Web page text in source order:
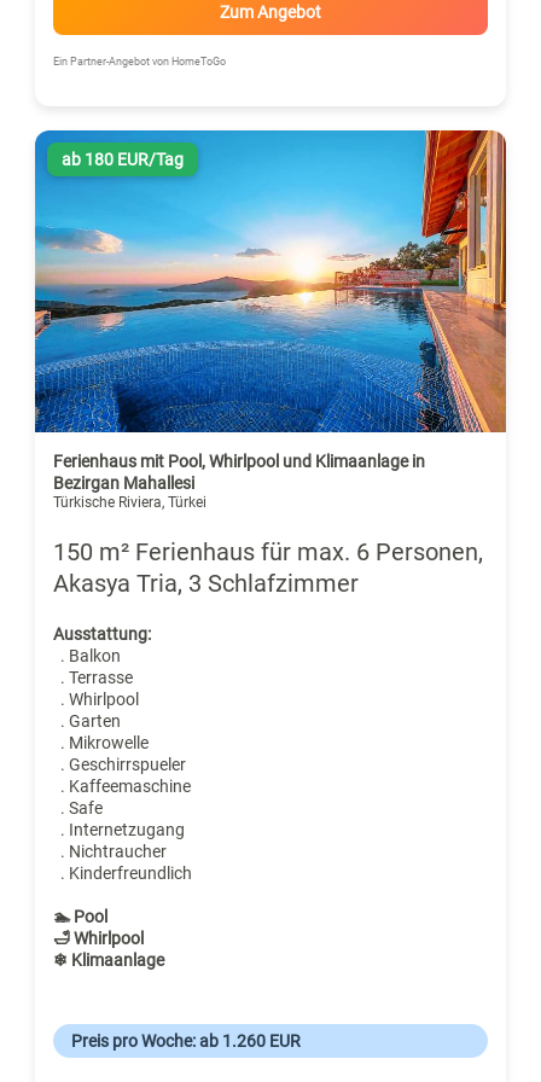
Zum Angebot
Ein Partner-Angebot von HomeToGo
ab 180 EUR/Tag
Ferienhaus mit Pool, Whirlpool und Klimaanlage in
Bezirgan Mahallesi
Türkische Riviera, Türkei
150 m² Ferienhaus für max. 6 Personen,
Akasya Tria, 3 Schlafzimmer
Ausstattung:
. Balkon
. Terrasse
. Whirlpool
. Garten
. Mikrowelle
. Geschirrspueler
. Kaffeemaschine
. Safe
. Internetzugang
. Nichtraucher
. Kinderfreundlich
🏊 Pool
🛁 Whirlpool
❄ Klimaanlage
Preis pro Woche: ab 1.260 EUR